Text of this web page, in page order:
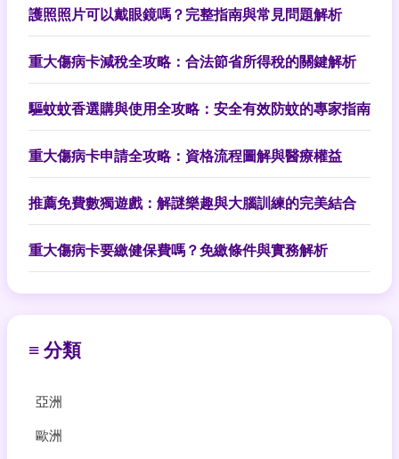
護照照片可以戴眼鏡嗎？完整指南與常見問題解析
重大傷病卡減稅全攻略：合法節省所得稅的關鍵解析
驅蚊蚊香選購與使用全攻略：安全有效防蚊的專家指南
重大傷病卡申請全攻略：資格流程圖解與醫療權益
推薦免費數獨遊戲：解謎樂趣與大腦訓練的完美結合
重大傷病卡要繳健保費嗎？免繳條件與實務解析
≡ 分類
亞洲
歐洲